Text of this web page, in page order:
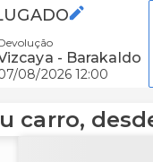
- Barakaldo
08/2026 12:00
carro,